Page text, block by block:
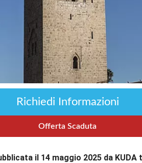
Richiedi Informazioni
Offerta Scaduta
il 14 maggio 2025 da